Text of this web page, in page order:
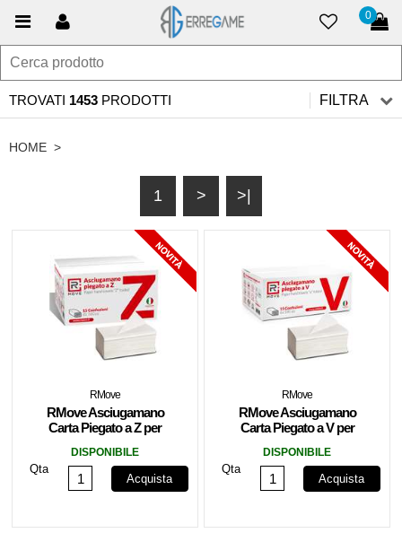
0
TROVATI 1453 PRODOTTI FILTRA
HOME >
1 > >|
RMove
RMove Asciugamano
Carta Piegato a Z per
160pz
DISPONIBILE
Qta
Acquista
RMove
RMove Asciugamano
Carta Piegato a V per
180pz
DISPONIBILE
Qta
Acquista